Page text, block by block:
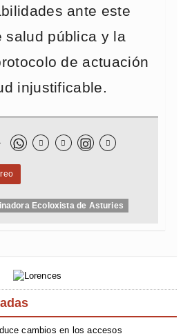
ante este
salud pública y la
de actuación
injustificable.
  
Ecoloxista de Asturies
cambios en los accesos